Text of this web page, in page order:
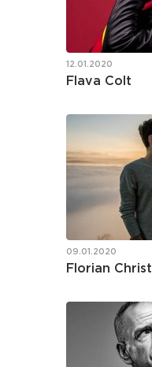
12.01.2020
Flava Colt
09.01.2020
Florian Christl